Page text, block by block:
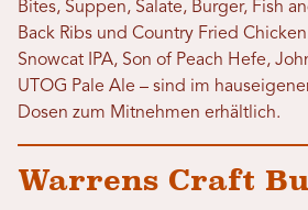
Bites, Suppen, Salate, Burger, Fish
Back Ribs und Country Fried
Snowcat IPA, Son of Peach Hefe,
UTOG Pale Ale – sind im
Dosen zum Mitnehmen erhältlich.
Warrens Craft